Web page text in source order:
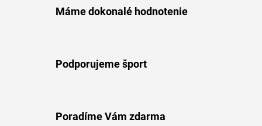
Máme dokonalé hodnotenie
Podporujeme šport
Poradíme Vám zdarma